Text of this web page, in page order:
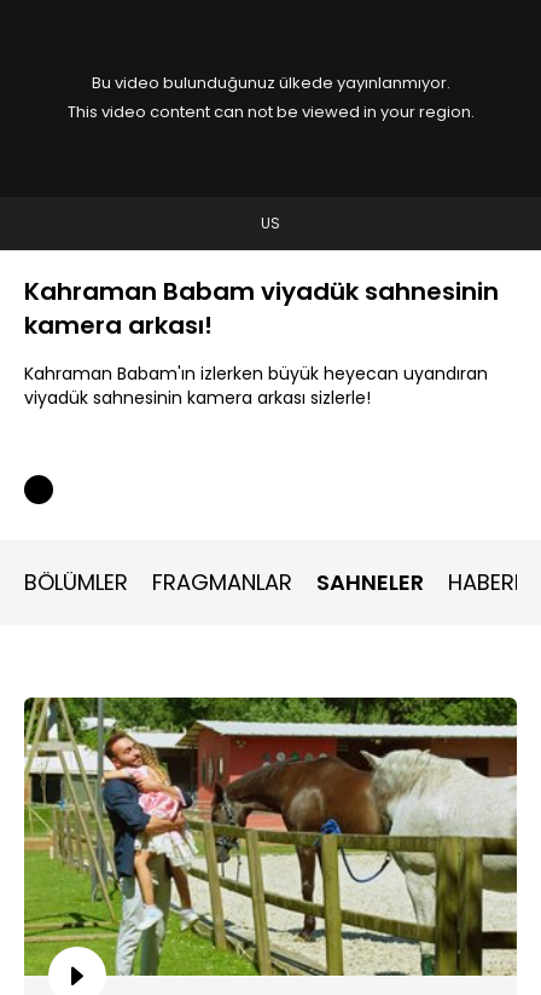
Bu video bulunduğunuz ülkede yayınlanmıyor.
This video content can not be viewed in your region.
US
Kahraman Babam viyadük sahnesinin
kamera arkası!
Kahraman Babam'ın izlerken büyük heyecan uyandıran
viyadük sahnesinin kamera arkası sizlerle!
BÖLÜMLER FRAGMANLAR SAHNELER